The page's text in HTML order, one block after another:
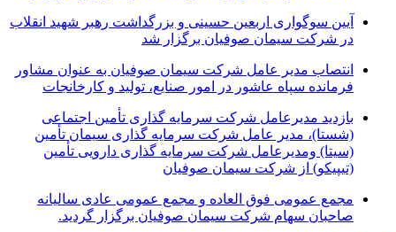
آیین سوگواری اربعین حسینی و بزرگداشت رهبر شهید انقلاب
در شرکت سیمان صوفیان برگزار شد
انتصاب مدیر عامل شرکت سیمان صوفیان به عنوان مشاور
فرمانده سپاه عاشور در امور صنایع، تولید و کارخانجات
بازدید مدیرعامل شرکت سرمایه گذاری تأمین اجتماعی
(شستا)، مدیر عامل شرکت سرمایه گذاری سیمان تأمین
(سیتا) ومدیرعامل شرکت سرمایه گذاری دارویی تأمین
(تیپیکو) از شرکت سیمان صوفیان
مجمع عمومی فوق العاده و مجمع عمومی عادی سالیانه
صاحبان سهام شرکت سیمان صوفیان برگزار گردید.